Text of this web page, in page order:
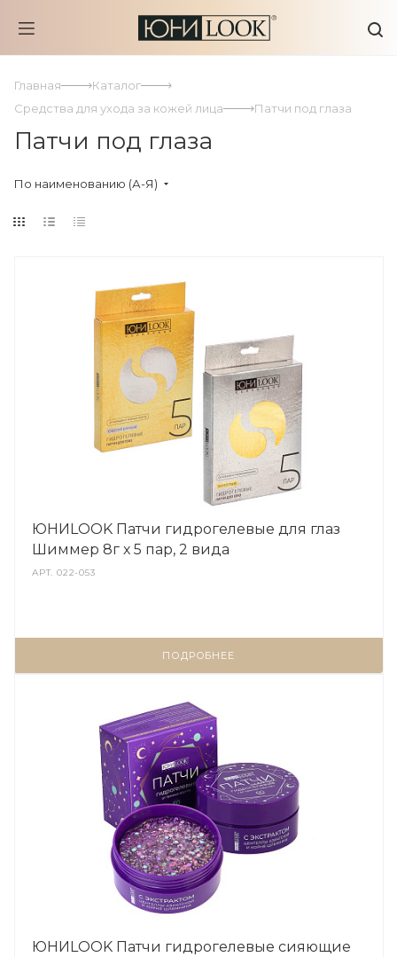
Главная
Каталог
Средства для ухода за кожей лица
Патчи под глаза
Патчи под глаза
По наименованию (А-Я)
ЮНИLOOK Патчи гидрогелевые для глаз
Шиммер 8г х 5 пар, 2 вида
АРТ.022-053
ПОДРОБНЕЕ
ЮНИLOOK Патчи гидрогелевые сияющие